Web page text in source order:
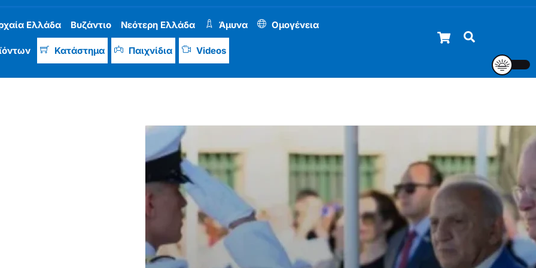
Cart
Ελλάδα Βυζάντιο Νεότερη Ελλάδα Άμυνα Ομογένεια
Κατάστημα Παιχνίδια Videos